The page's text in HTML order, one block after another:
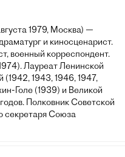
1979, Москва) —
и киносценарист.
военный корреспондент.
Лауреат Ленинской
1943, 1946, 1947,
Голе (1939) и Великой
Полковник Советской
секретаря Союза